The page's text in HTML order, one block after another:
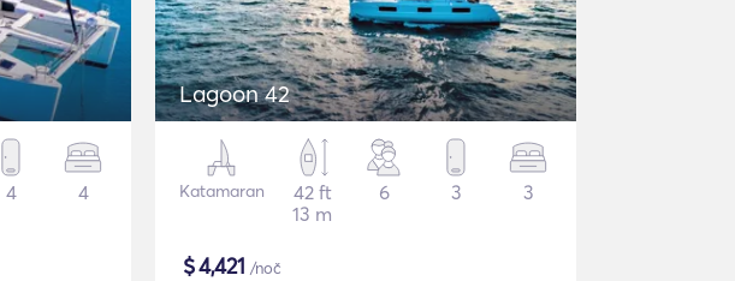
4 4
Lagoon 42
Katamaran
42 ft
13 m
6 3 3
$4,421 /noč